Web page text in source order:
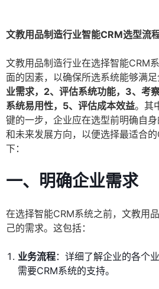
文教用品制造行业智能CRM选型流
文教用品制造行业在选择智能CRM
面的因素，以确保所选系统能够满足
业需求，2、评估系统功能，3、考
系统易用性，5、评估成本效益。其
键的一步，企业应在选型前明确自
和未来发展方向，以便选择最适合
下：
一、明确企业需求
在选择智能CRM系统之前，文教用
己的需求。这包括：
业务流程：详细了解企业的各个
需要CRM系统的支持。